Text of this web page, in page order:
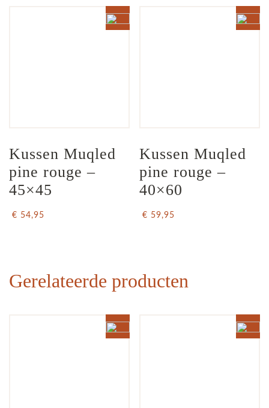
Kussen Muqled
pine rouge –
45×45
€ 54,95
Kussen Muqled
pine rouge –
40×60
€ 59,95
Gerelateerde producten